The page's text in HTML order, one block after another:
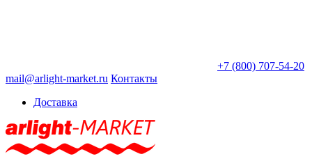
+7 (800) 707-54-20
mail@arlight-market.ru Контакты
Доставка